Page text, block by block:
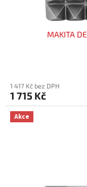
MAKITA
1 417 Kč bez DPH
1 715 Kč
Akce